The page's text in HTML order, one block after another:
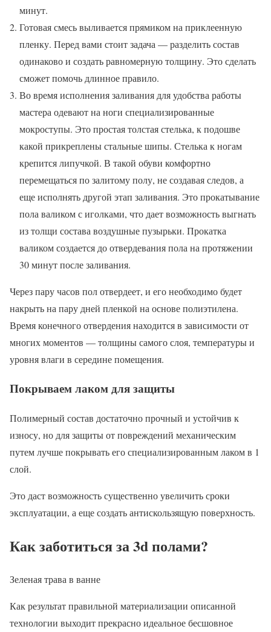
минут.
Готовая смесь выливается прямиком на приклеенную
пленку. Перед вами стоит задача — разделить состав
одинаково и создать равномерную толщину. Это сделать
сможет помочь длинное правило.
Во время исполнения заливания для удобства работы
мастера одевают на ноги специализированные
мокроступы. Это простая толстая стелька, к подошве
какой прикреплены стальные шипы. Стелька к ногам
крепится липучкой. В такой обуви комфортно
перемещаться по залитому полу, не создавая следов, а
еще исполнять другой этап заливания. Это прокатывание
пола валиком с иголками, что дает возможность выгнать
из толщи состава воздушные пузырьки. Прокатка
валиком создается до отвердевания пола на протяжении
30 минут после заливания.
Через пару часов пол отвердеет, и его необходимо будет
накрыть на пару дней пленкой на основе полиэтилена.
Время конечного отвердения находится в зависимости от
многих моментов — толщины самого слоя, температуры и
уровня влаги в середине помещения.
Покрываем лаком для защиты
Полимерный состав достаточно прочный и устойчив к
износу, но для защиты от повреждений механическим
путем лучше покрывать его специализированным лаком в 1
слой.
Это даст возможность существенно увеличить сроки
эксплуатации, а еще создать антискользящую поверхность.
Как заботиться за 3d полами?
Зеленая трава в ванне
Как результат правильной материализации описанной
технологии выходит прекрасно идеальное бесшовное